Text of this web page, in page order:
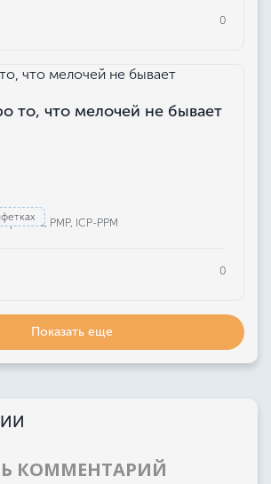
0
то, что мелочей не бывает
проекта, РМР, ICP-PPM
0
Показать еще
КОММЕНТАРИЙ